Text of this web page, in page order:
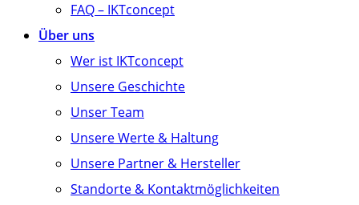
FAQ – IKTconcept
Über uns
Wer ist IKTconcept
Unsere Geschichte
Unser Team
Unsere Werte & Haltung
Unsere Partner & Hersteller
Standorte & Kontaktmöglichkeiten